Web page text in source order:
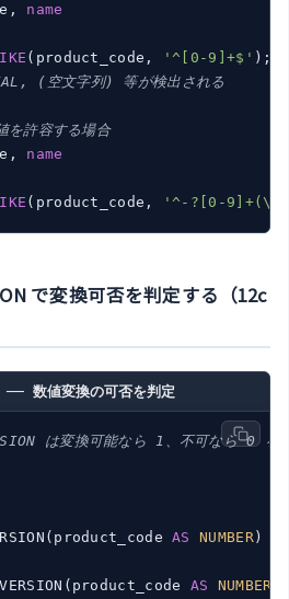
name
(product_code, '^[0-9]+$'
(空文字列) 等が検出される
許容する場合
name
(product_code, '^-?[0-
で変換可否を判定する（12c
── 数値変換の可否を判定
は変換可能なら 1、不可なら 0 を
AS NUMBER )
AS NUMBER